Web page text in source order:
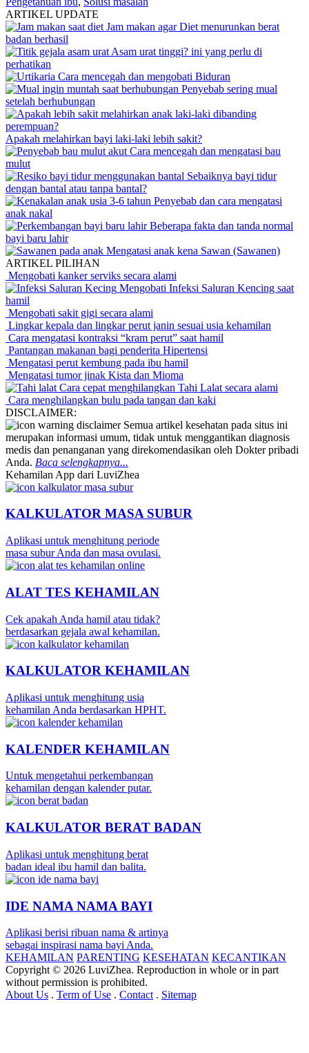
ARTIKEL UPDATE
Jam makan agar Diet menurunkan berat
badan berhasil
Asam urat tinggi? ini yang perlu di
perhatikan
Cara mencegah dan mengobati Biduran
Penyebab sering mual
setelah berhubungan
Apakah melahirkan bayi laki-laki lebih sakit?
Cara mencegah dan mengatasi bau
mulut
Sebaiknya bayi tidur
dengan bantal atau tanpa bantal?
Penyebab dan cara mengatasi
anak nakal
Beberapa fakta dan tanda normal
bayi baru lahir
Mengatasi anak kena Sawan (Sawanen)
ARTIKEL PILIHAN
Mengobati kanker serviks secara alami
Mengobati Infeksi Saluran Kencing saat
hamil
Mengobati sakit gigi secara alami
Lingkar kepala dan lingkar perut janin sesuai usia kehamilan
Cara mengatasi kontraksi “kram perut” saat hamil
Pantangan makanan bagi penderita Hipertensi
Mengatasi perut kembung pada ibu hamil
Mengatasi tumor jinak Kista dan Mioma
Cara cepat menghilangkan Tahi Lalat secara alami
Cara menghilangkan bulu pada tangan dan kaki
DISCLAIMER:
Semua artikel kesehatan pada situs ini
merupakan informasi umum, tidak untuk menggantikan diagnosis
medis dan penanganan yang direkomendasikan oleh Dokter pribadi
Anda. Baca selengkapnya...
Kehamilan App dari LuviZhea
KALKULATOR MASA SUBUR
Aplikasi untuk menghitung periode
masa subur Anda dan masa ovulasi.
ALAT TES KEHAMILAN
Cek apakah Anda hamil atau tidak?
berdasarkan gejala awal kehamilan.
KALKULATOR KEHAMILAN
Aplikasi untuk menghitung usia
kehamilan Anda berdasarkan HPHT.
KALENDER KEHAMILAN
Untuk mengetahui perkembangan
kehamilan dengan kalender putar.
KALKULATOR BERAT BADAN
Aplikasi untuk menghitung berat
badan ideal ibu hamil dan balita.
IDE NAMA NAMA BAYI
Aplikasi berisi ribuan nama & artinya
sebagai inspirasi nama bayi Anda.
KEHAMILAN PARENTING KESEHATAN KECANTIKAN
Copyright © 2026 LuviZhea. Reproduction in whole or in part
without permission is prohibited.
About Us . Term of Use . Contact . Sitemap